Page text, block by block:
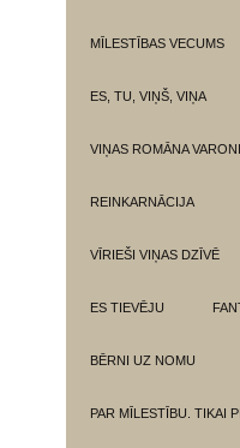
MĪLESTĪBAS VECUMS
ES, TU, VIŅŠ, VIŅA
VIŅAS ROMĀNA
REINKARNĀCIJA
VĪRIEŠI VIŅAS DZĪVĒ
ES TIEVĒJU
BĒRNI UZ NOMU
PAR MĪLESTĪBU. TIKAI